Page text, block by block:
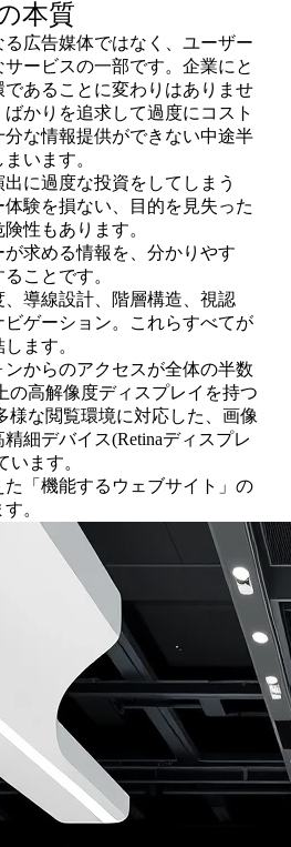
本質
広告媒体ではなく、ユーザー
ービスの一部です。企業にと
あることに変わりはありませ
かりを追求して過度にコスト
な情報提供ができない中途半
います。
に過度な投資をしてしまう
験を損ない、目的を見失った
性もあります。
求める情報を、分かりやす
ことです。
導線設計、階層構造、視認
ゲーション。これらすべてが
ます。
からのアクセスが全体の半数
の高解像度ディスプレイを持つ
様な閲覧環境に対応した、画像
細デバイス(Retinaディスプレ
います。
「機能するウェブサイト」の
。